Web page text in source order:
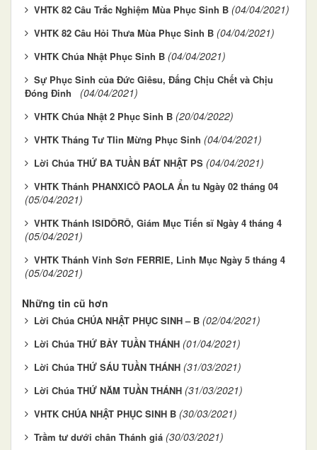
VHTK 82 Câu Trắc Nghiệm Mùa Phục Sinh B (04/04/2021)
VHTK 82 Câu Hỏi Thưa Mùa Phục Sinh B (04/04/2021)
VHTK Chúa Nhật Phục Sinh B (04/04/2021)
Sự Phục Sinh của Đức Giêsu, Đấng Chịu Chết và Chịu
Đóng Đinh
(04/04/2021)
VHTK Chúa Nhật 2 Phục Sinh B (20/04/2022)
VHTK Tháng Tư TIin Mừng Phục Sinh (04/04/2021)
Lời Chúa THỨ BA TUẦN BÁT NHẬT PS (04/04/2021)
VHTK Thánh PHANXICÔ PAOLA Ẩn tu Ngày 02 tháng 04
(05/04/2021)
VHTK Thánh ISIDÔRÔ, Giám Mục Tiến sĩ Ngày 4 tháng 4
(05/04/2021)
VHTK Thánh Vinh Sơn FERRIE, Linh Mục Ngày 5 tháng 4
(05/04/2021)
Những tin cũ hơn
Lời Chúa CHÚA NHẬT PHỤC SINH – B (02/04/2021)
Lời Chúa THỨ BẢY TUẦN THÁNH (01/04/2021)
Lời Chúa THỨ SÁU TUẦN THÁNH (31/03/2021)
Lời Chúa THỨ NĂM TUẦN THÁNH (31/03/2021)
VHTK CHÚA NHẬT PHỤC SINH B (30/03/2021)
Trầm tư dưới chân Thánh giá (30/03/2021)